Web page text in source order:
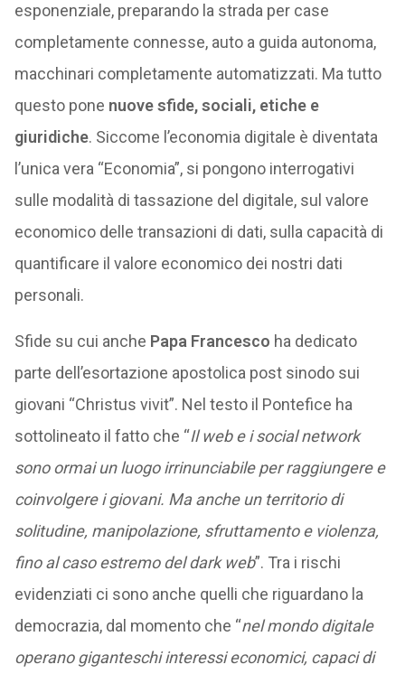
esponenziale, preparando la strada per case
completamente connesse, auto a guida autonoma,
macchinari completamente automatizzati. Ma tutto
questo pone nuove sfide, sociali, etiche e
giuridiche. Siccome l’economia digitale è diventata
l’unica vera “Economia”, si pongono interrogativi
sulle modalità di tassazione del digitale, sul valore
economico delle transazioni di dati, sulla capacità di
quantificare il valore economico dei nostri dati
personali.
Sfide su cui anche Papa Francesco ha dedicato
parte dell’esortazione apostolica post sinodo sui
giovani “Christus vivit”. Nel testo il Pontefice ha
sottolineato il fatto che “Il web e i social network
sono ormai un luogo irrinunciabile per raggiungere e
coinvolgere i giovani. Ma anche un territorio di
solitudine, manipolazione, sfruttamento e violenza,
fino al caso estremo del dark web”. Tra i rischi
evidenziati ci sono anche quelli che riguardano la
democrazia, dal momento che “nel mondo digitale
operano giganteschi interessi economici, capaci di